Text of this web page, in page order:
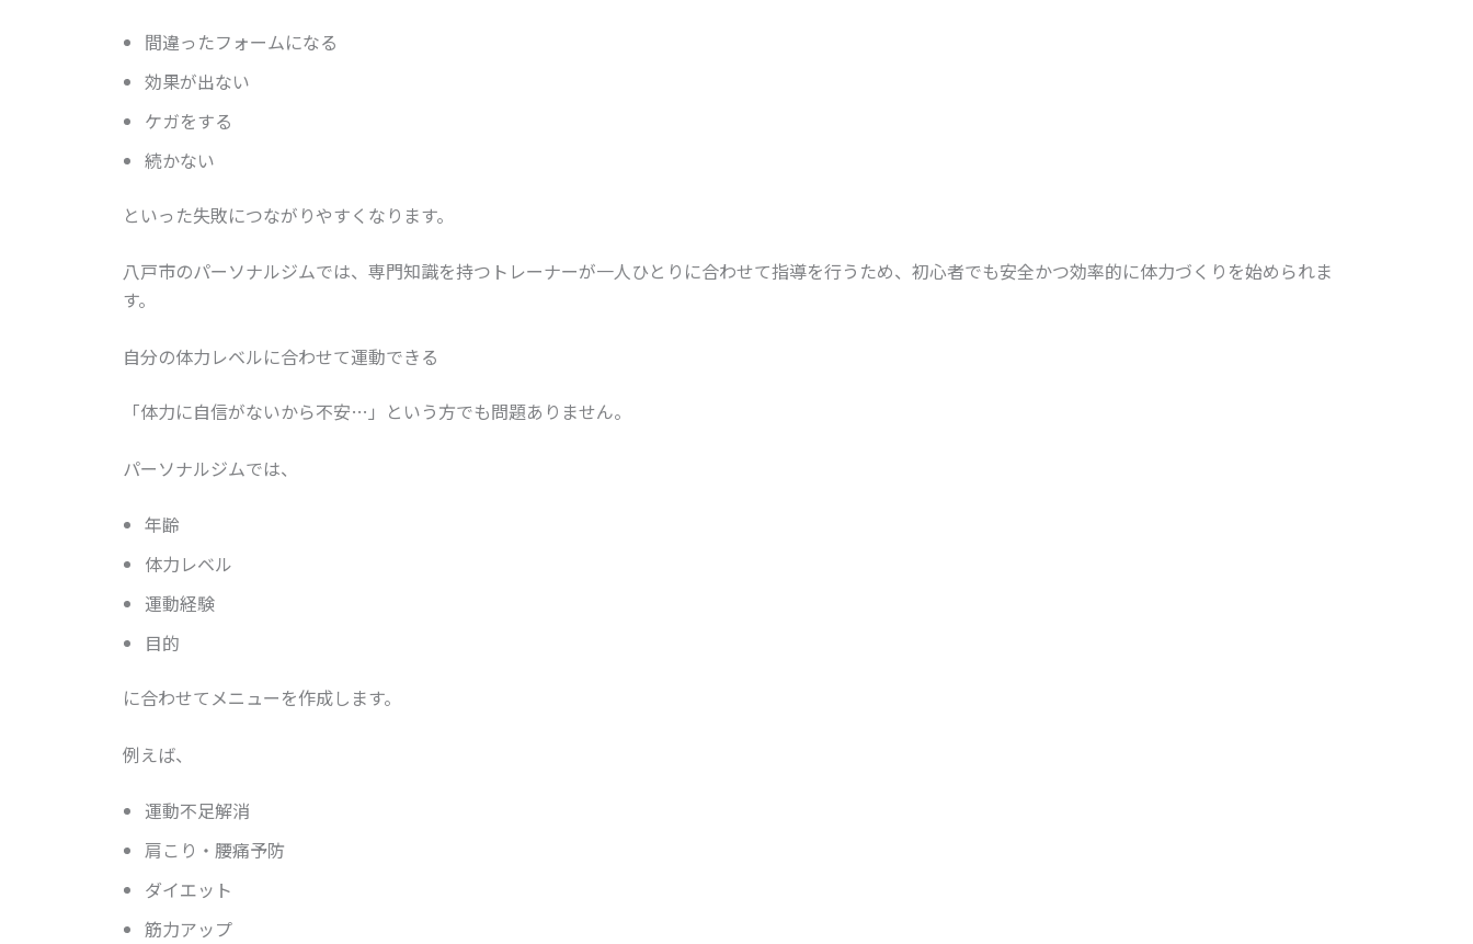
間違ったフォームになる
効果が出ない
ケガをする
続かない
といった失敗につながりやすくなります。
八戸市のパーソナルジムでは、専門知識を持つトレーナーが一人ひとりに合わせて指導を行うため、初心者でも安全かつ効率的に体力づくりを始められま
す。
自分の体力レベルに合わせて運動できる
「体力に自信がないから不安…」という方でも問題ありません。
パーソナルジムでは、
年齢
体力レベル
運動経験
目的
に合わせてメニューを作成します。
例えば、
運動不足解消
肩こり・腰痛予防
ダイエット
筋力アップ